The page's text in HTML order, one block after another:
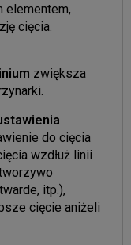
elementem,
cięcia.
zwiększa
do cięcia
wzdłuż linii
itp.),
cięcie aniżeli